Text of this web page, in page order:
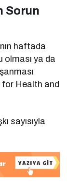
Sorun
haftada
olması ya da
for Health and
sayısıyla